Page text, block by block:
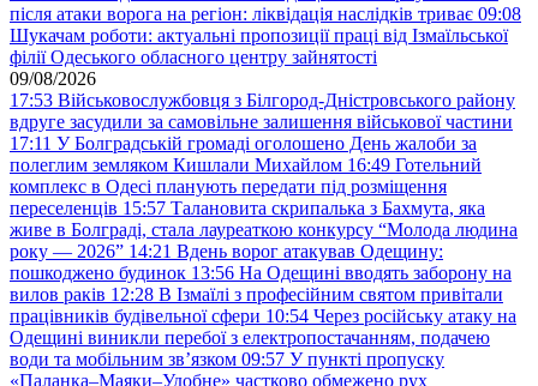
після атаки ворога на регіон: ліквідація наслідків триває 09:08
Шукачам роботи: актуальні пропозиції праці від Ізмаїльської
філії Одеського обласного центру зайнятості
09/08/2026
17:53 Військовослужбовця з Білгород-Дністровського району
вдруге засудили за самовільне залишення військової частини
17:11 У Болградській громаді оголошено День жалоби за
полеглим земляком Кишлали Михайлом 16:49 Готельний
комплекс в Одесі планують передати під розміщення
переселенців 15:57 Талановита скрипалька з Бахмута, яка
живе в Болграді, стала лауреаткою конкурсу “Молода людина
року — 2026” 14:21 Вдень ворог атакував Одещину:
пошкоджено будинок 13:56 На Одещині вводять заборону на
вилов раків 12:28 В Ізмаїлі з професійним святом привітали
працівників будівельної сфери 10:54 Через російську атаку на
Одещині виникли перебої з електропостачанням, подачею
води та мобільним звʼязком 09:57 У пункті пропуску
«Паланка–Маяки–Удобне» частково обмежено рух